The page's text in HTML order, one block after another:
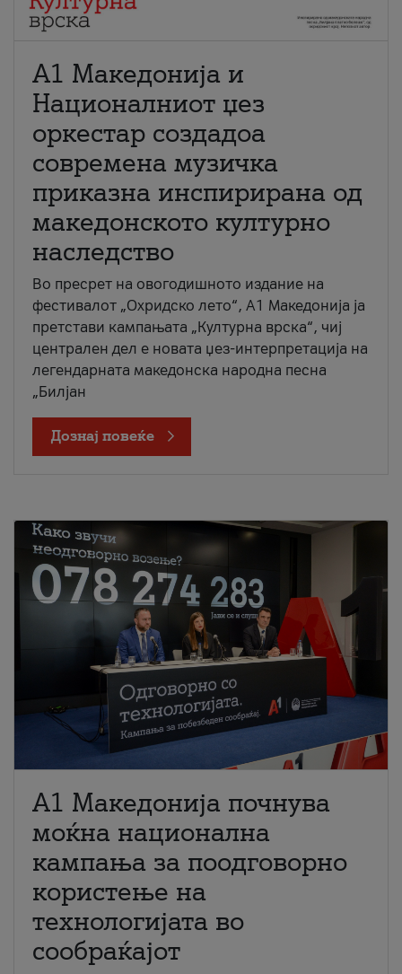
А1 Македонија и
Националниот џез
оркестар создадоа
современа музичка
приказна инспирирана од
македонското културно
наследство
Во пресрет на овогодишното издание на
фестивалот „Охридско лето“, А1 Македонија ја
претстави кампањата „Културна врска“, чиј
централен дел е новата џез-интерпретација на
легендарната македонска народна песна
„Билјан
Дознај повеќе
A1 Македонија почнува
моќна национална
кампања за поодговорно
користење на
технологијата во
сообраќајот